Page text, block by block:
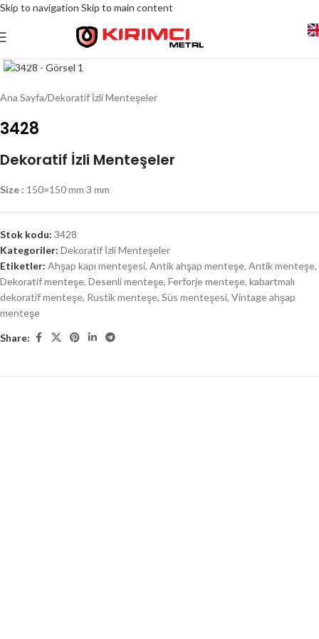
Skip to navigation Skip to main content
Click to enlarge
Ana Sayfa/Dekoratif İzli Menteşeler
3428
Dekoratif İzli Menteşeler
Size : 150×150 mm 3 mm
Stok kodu: 3428
Kategoriler: Dekoratif İzli Menteşeler
Etiketler: Ahşap kapı menteşesi, Antik ahşap menteşe, Antik menteşe,
Dekoratif menteşe, Desenli menteşe, Ferforje menteşe, kabartmalı
dekoratif menteşe, Rustik menteşe, Süs menteşesi, Vintage ahşap
menteşe
Share: